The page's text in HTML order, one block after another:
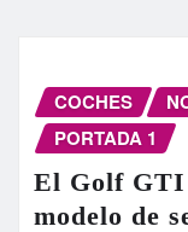
COCHES
PORTADA 1
El Golf GTI
modelo de